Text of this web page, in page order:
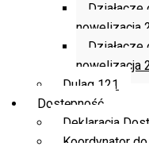
nowelizacja
nowelizacja
Dulag 121
Dostępność
Deklaracja
Koordynator